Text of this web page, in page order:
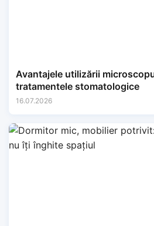
Avantajele utilizării
tratamentele stomatologice
16.07.2026